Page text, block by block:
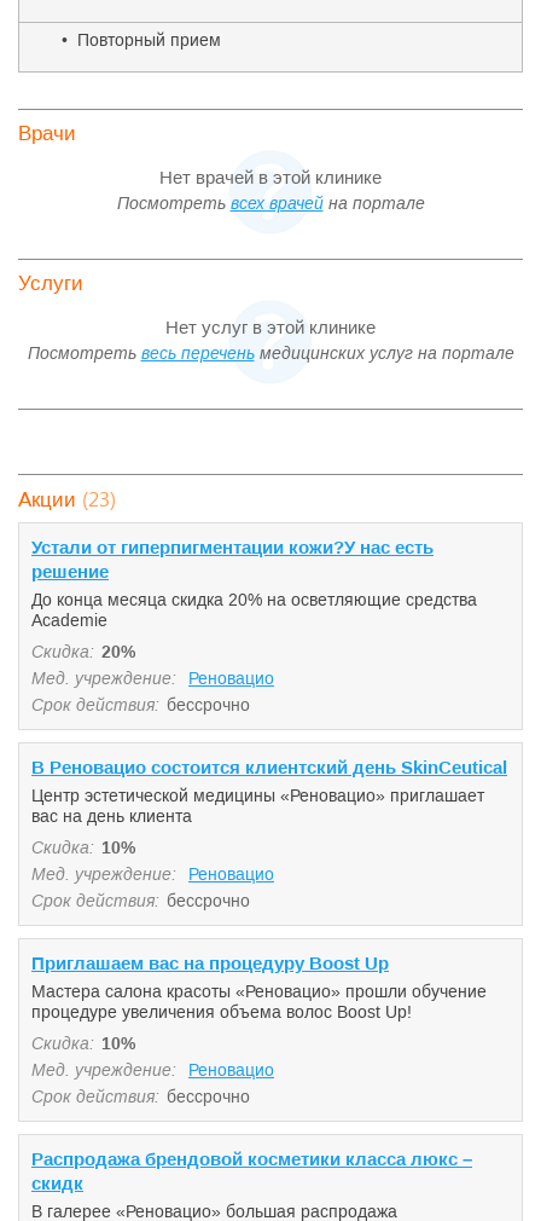
• Повторный прием
Врачи
Нет врачей в этой клинике
Посмотреть всех врачейна портале
Услуги
Нет услуг в этой клинике
Посмотреть весь переченьмедицинских услуг на портале
Акции (23)
Устали от гиперпигментации кожи?У нас есть
решение
До конца месяца скидка 20% на осветляющие средства
Academie
Скидка: 20%
Мед. учреждение:
Реновацио
Срок действия: бессрочно
В Реновацио состоится клиентский день SkinCeutical
Центр эстетической медицины «Реновацио» приглашает
вас на день клиента
Скидка: 10%
Мед. учреждение:
Реновацио
Срок действия: бессрочно
Приглашаем вас на процедуру Boost Up
Мастера салона красоты «Реновацио» прошли обучение
процедуре увеличения объема волос Boost Up!
Скидка: 10%
Мед. учреждение:
Реновацио
Срок действия: бессрочно
Распродажа брендовой косметики класса люкс –
скидк
В галерее «Реновацио» большая распродажа